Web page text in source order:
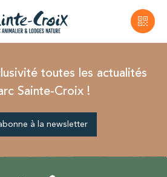
toutes les actualités
Sainte-Croix !
à la newsletter